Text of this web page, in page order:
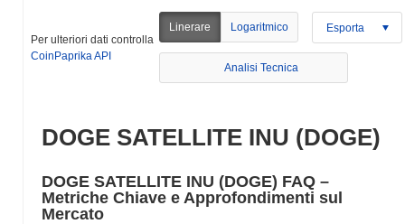
Per ulteriori dati controlla
CoinPaprika API
Linerare Logaritmico Esporta
Analisi Tecnica
DOGE SATELLITE INU (DOGE)
DOGE SATELLITE INU (DOGE) FAQ –
Metriche Chiave e Approfondimenti sul
Mercato